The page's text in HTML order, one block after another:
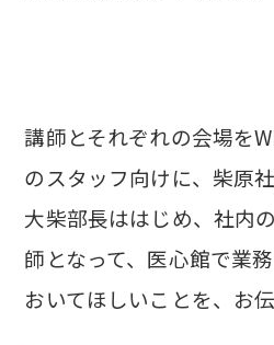
講師とそれぞれの会場を
のスタッフ向けに、柴原社
大柴部長ははじめ、社内
師となって、医心館で業
おいてほしいことを、お